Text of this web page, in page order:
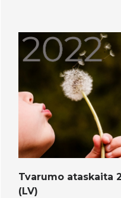
Tvarumo ataskaita
(LV)